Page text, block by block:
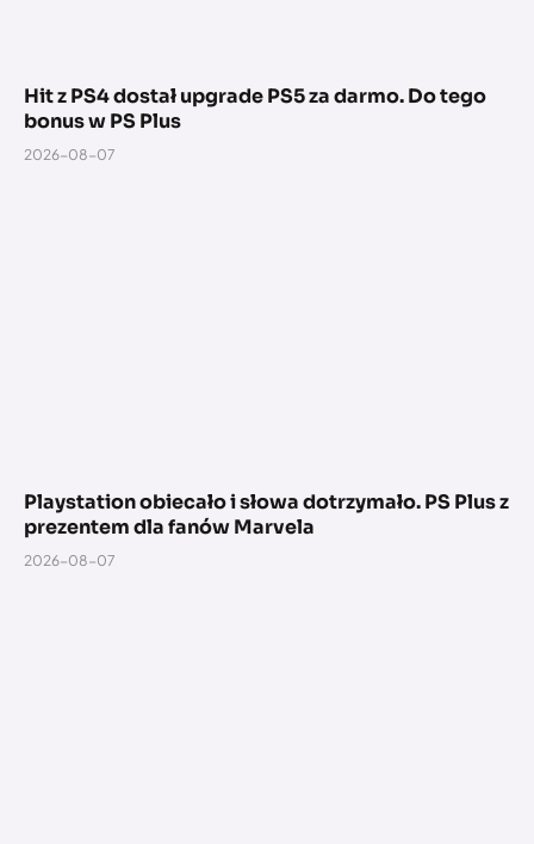
Hit z PS4 dostał upgrade PS5 za darmo. Do tego
bonus w PS Plus
2026-08-07
Playstation obiecało i słowa dotrzymało. PS Plus z
prezentem dla fanów Marvela
2026-08-07